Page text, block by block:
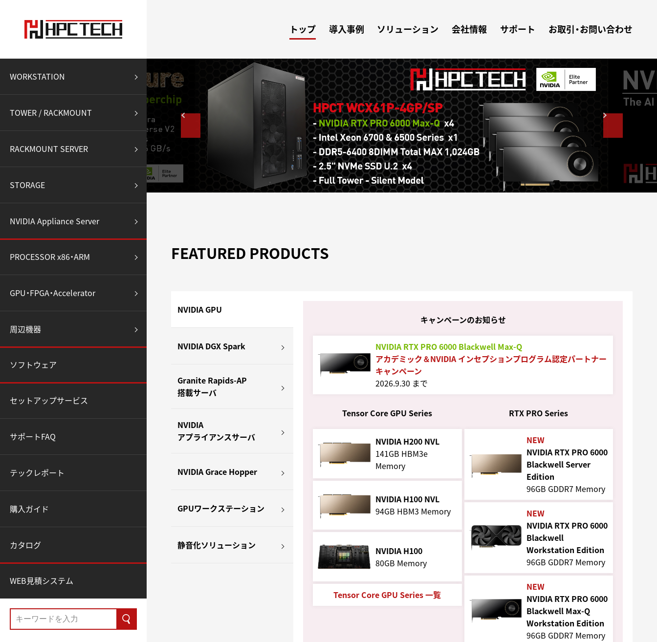
トップ 導入事例 ソリューション 会社情報 サポート お取引・お問い合わせ
WORKSTATION
TOWER / RACKMOUNT
RACKMOUNT SERVER
STORAGE
NVIDIA Appliance Server
PROCESSOR x86・ARM
GPU・FPGA・Accelerator
周辺機器
ソフトウェア
セットアップサービス
サポートFAQ
テックレポート
購入ガイド
カタログ
WEB見積システム
FEATURED PRODUCTS
NVIDIA GPU
NVIDIA DGX Spark
Granite Rapids-AP
搭載サーバ
NVIDIA
アプライアンスサーバ
NVIDIA Grace Hopper
GPUワークステーション
静音化ソリューション
キャンペーンのお知らせ
NVIDIA RTX PRO 6000 Blackwell Max-Q
アカデミック＆NVIDIA インセプションプログラム認定パートナー
キャンペーン
2026.9.30 まで
Tensor Core GPU Series
NVIDIA H200 NVL
141GB HBM3e
Memory
NVIDIA H100 NVL
94GB HBM3 Memory
NVIDIA H100
80GB Memory
Tensor Core GPU Series 一覧
RTX PRO Series
NEW
NVIDIA RTX PRO 6000
Blackwell Server
Edition
96GB GDDR7 Memory
NEW
NVIDIA RTX PRO 6000
Blackwell
Workstation Edition
96GB GDDR7 Memory
NEW
NVIDIA RTX PRO 6000
Blackwell Max-Q
Workstation Edition
96GB GDDR7 Memory